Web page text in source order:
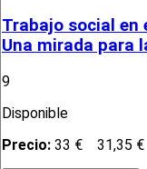
Trabajo social en
Una mirada para
9
Disponible
Precio: 33 € 31,35 €